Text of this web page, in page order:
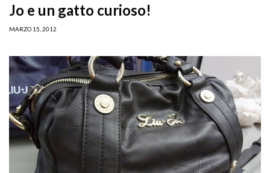
Jo e un gatto curioso!
MARZO 15, 2012